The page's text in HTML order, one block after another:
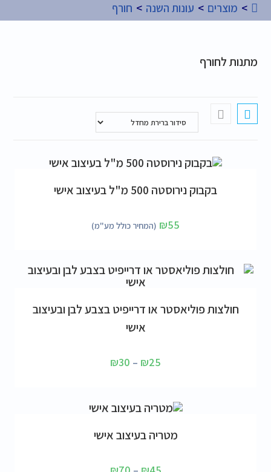
> מוצרים > עונות השנה > חורף
מתנות לחורף
בקבוק נירוסטה 500 מ"ל בעיצוב אישי
₪55 (המחיר כולל מע"מ)
חולצות פוליאסטר או דרייפיט בצבע לבן ובעיצוב
אישי
₪25
–
₪30
מטריה בעיצוב אישי